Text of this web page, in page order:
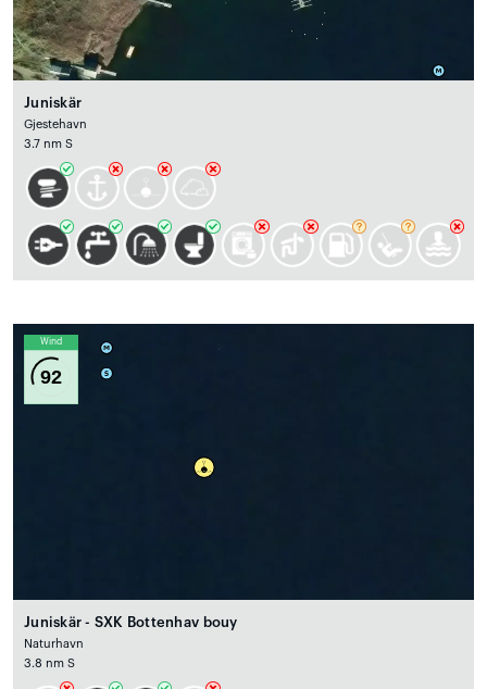
Juniskär
Gjestehavn
3.7 nm S
Wind
92
Juniskär - SXK Bottenhav bouy
Naturhavn
3.8 nm S